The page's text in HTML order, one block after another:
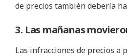
de precios también debería
3. Las mañanas
Las infracciones de precios a